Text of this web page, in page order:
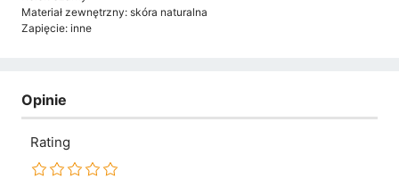
Materiał zewnętrzny: skóra naturalna
Zapięcie: inne
Opinie
Rating